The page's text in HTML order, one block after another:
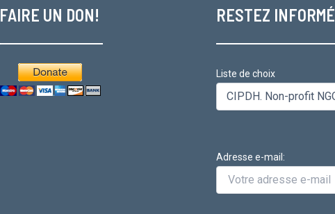
FAIRE UN DON! RESTEZ INFORMÉ
Liste de choix
Adresse e-mail: